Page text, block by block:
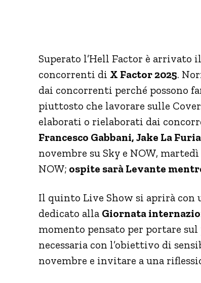
Superato l’Hell Factor è
concorrenti di X Factor 2025.
dai concorrenti perché possono
piuttosto che lavorare sulle
elaborati o rielaborati dai
Francesco Gabbani, Jake La
novembre su Sky e NOW,
NOW; ospite sarà Levante
Il quinto Live Show si aprirà con
dedicato alla Giornata
momento pensato per portare
necessaria con l’obiettivo di
novembre e invitare a una